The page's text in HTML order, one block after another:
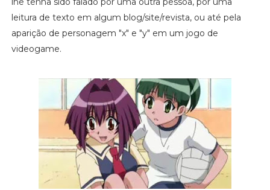
leitura de texto em algum blog/site/revista, ou até pela
aparição de personagem "x" e "y" em um jogo de
videogame.